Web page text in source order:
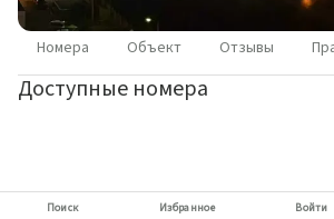
Номера Объект Отзывы
Доступные номера
Поиск Избранное Войти